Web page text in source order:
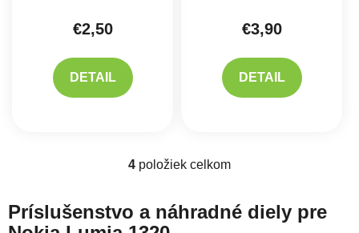
€2,50
DETAIL
€3,90
DETAIL
Ovládacie prvky výpisu
4 položiek celkom
Príslušenstvo a náhradné diely pre